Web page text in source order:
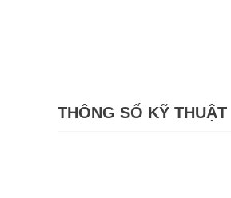
THÔNG SỐ KỸ THUẬT